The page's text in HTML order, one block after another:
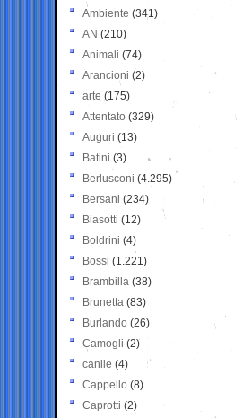
Ambiente (341)
AN (210)
Animali (74)
Arancioni (2)
arte (175)
Attentato (329)
Auguri (13)
Batini (3)
Berlusconi (4.295)
Bersani (234)
Biasotti (12)
Boldrini (4)
Bossi (1.221)
Brambilla (38)
Brunetta (83)
Burlando (26)
Camogli (2)
canile (4)
Cappello (8)
Caprotti (2)